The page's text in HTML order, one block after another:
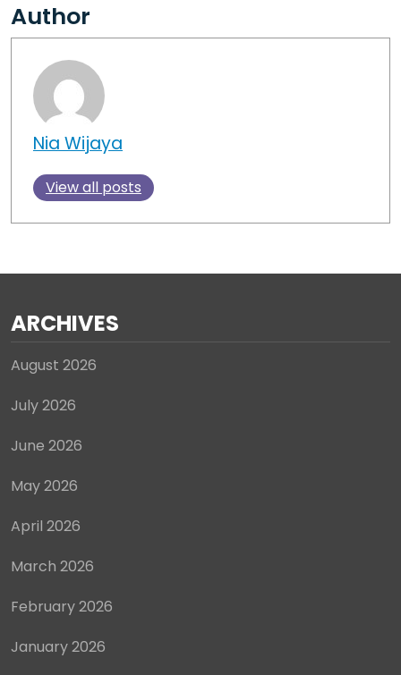
Author
Nia Wijaya
View all posts
ARCHIVES
August 2026
July 2026
June 2026
May 2026
April 2026
March 2026
February 2026
January 2026